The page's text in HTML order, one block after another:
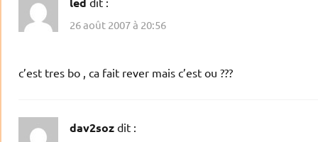
26 août 2007 à 20:56
c’est tres bo , ca fait rever mais c’est ou ???
dav2soz dit :